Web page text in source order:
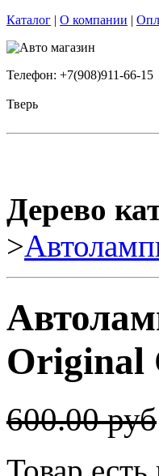
Каталог | О компании |
Телефон: +7(908)911-66-15
Тверь
Дерево
>
Original
600.00 руб